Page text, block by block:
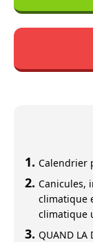
Calendrier
Canicules,
climatique
climatique
QUAND LA